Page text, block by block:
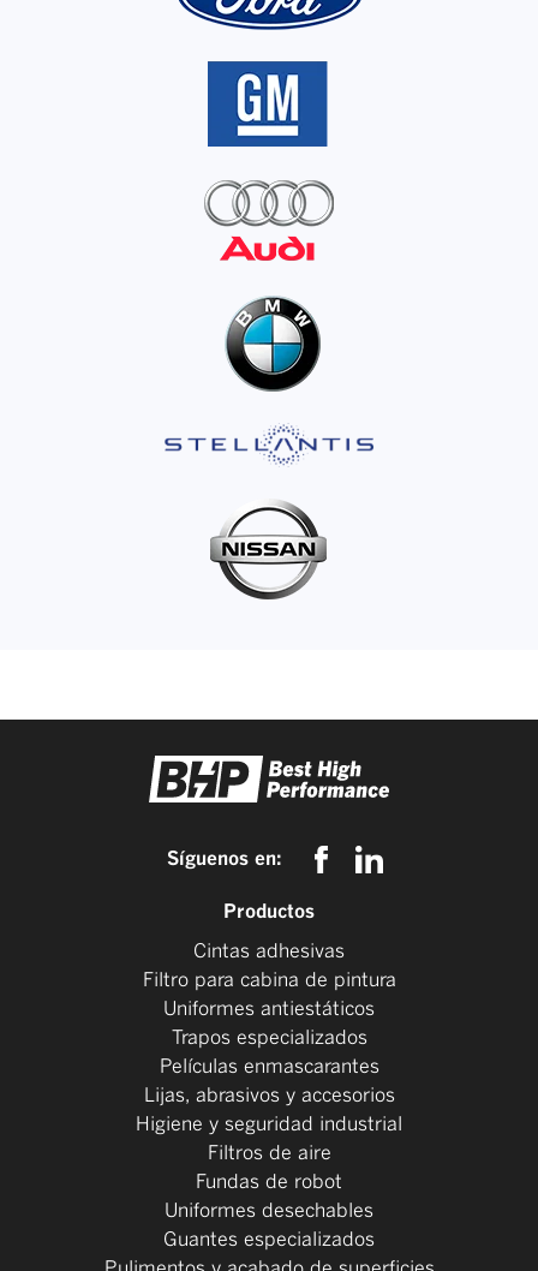
Síguenos en:
Productos
Cintas adhesivas
Filtro para cabina de pintura
Uniformes antiestáticos
Trapos especializados
Películas enmascarantes
Lijas, abrasivos y accesorios
Higiene y seguridad industrial
Filtros de aire
Fundas de robot
Uniformes desechables
Guantes especializados